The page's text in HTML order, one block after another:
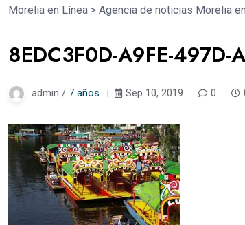
Morelia en Línea > Agencia de noticias Morelia
8EDC3F0D-A9FE-
admin / 7 años Sep 10, 2019 0